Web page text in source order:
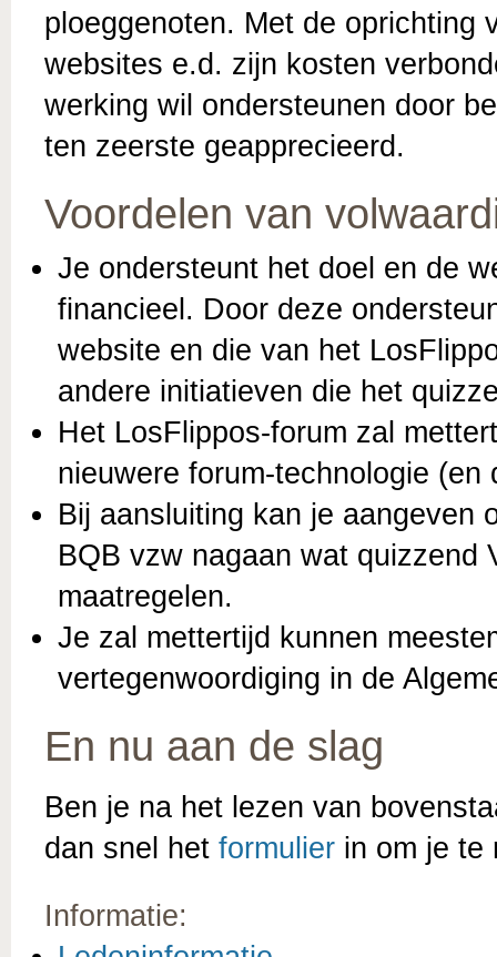
ploeggenoten. Met de oprichting
websites e.d. zijn kosten
werking wil ondersteunen door
ten zeerste geapprecieerd.
Voordelen van
Je ondersteunt het doel en de
financieel. Door deze
website en die van het
andere initiatieven die het
Het LosFlippos-forum zal
nieuwere forum-technologie (en
Bij aansluiting kan je aangeven
BQB vzw nagaan wat quizzend
maatregelen.
Je zal mettertijd kunnen
vertegenwoordiging in de
En nu aan de slag
Ben je na het lezen van
dan snel het formulier in om je te
Informatie: